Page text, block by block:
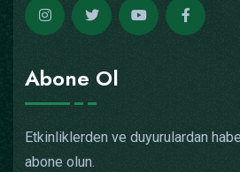
Abone Ol
Etkinliklerden ve duyurulardan
abone olun.